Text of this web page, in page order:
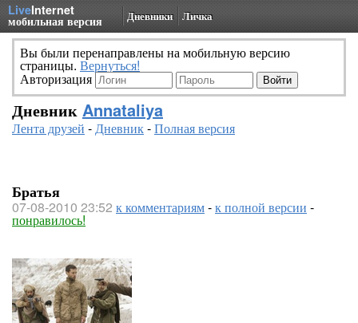
LiveInternet
мобильная версия Дневники Личка
Вы были перенаправлены на мобильную версию
страницы. Вернуться!
Авторизация
Дневник Annataliya
Лента друзей -Дневник-Полная версия
Братья
07-08-2010 23:52 к комментариям-к полной версии -
понравилось!